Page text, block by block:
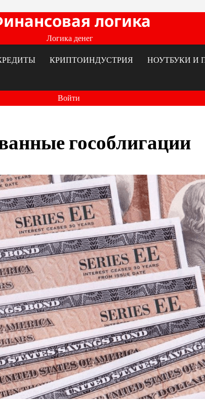
логика
Логика денег
КРИПТОИНДУСТРИЯ НОУТБУКИ И
Войти
гособлигации